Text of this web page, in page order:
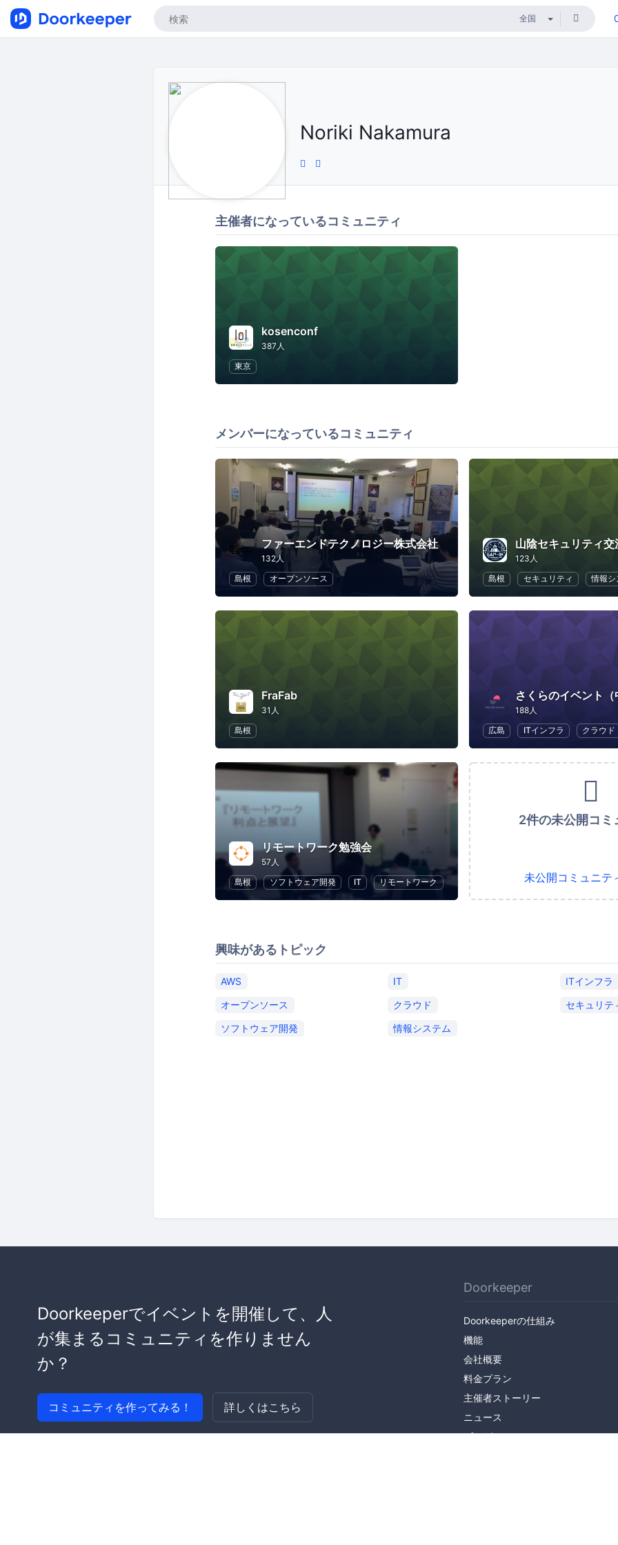
Noriki Nakamura
主催者になっているコミュニティ
kosenconf
387人
東京
メンバーになっているコミュニティ
ファーエンドテクノロジー株式会社
132人
島根
オープンソース
123人
島根
セキュリティ 情報シ
FraFab
31人
島根
さくらのイベント
188人
広島
ITインフラ クラウド
リモートワーク勉強会
57人
島根
ソフトウェア開発 IT リモートワーク
2件の未公開コミ
未公開コミュニテ
興味があるトピック
AWS IT
ITインフラ
オープンソース
クラウド
セキュリテ
ソフトウェア開発
情報システム
Doorkeeperでイベントを開催して、人
が集まるコミュニティを作りません
か？
コミュニティを作ってみる！ 詳しくはこちら
Doorkeeper
Doorkeeperの仕組み
機能
会社概要
料金プラン
主催者ストーリー
ニュース
ブログ